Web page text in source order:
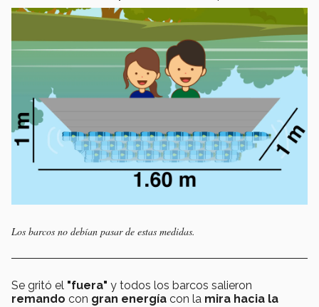
Los barcos no debían pasar de estas medidas.
Se gritó el "fuera" y todos los barcos salieron
remando con gran energía con la mira hacia la